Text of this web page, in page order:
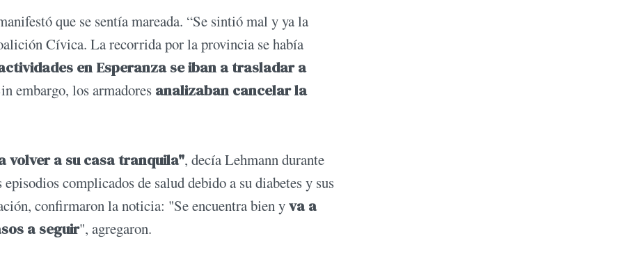
que se sentía mareada. “Se sintió mal y ya la
Cívica. La recorrida por la provincia se había
en Esperanza se iban a trasladar a
embargo, los armadores analizaban cancelar la
volver a su casa tranquila", decía Lehmann durante
complicados de salud debido a su diabetes y sus
confirmaron la noticia: "Se encuentra bien yva a
a seguir", agregaron.